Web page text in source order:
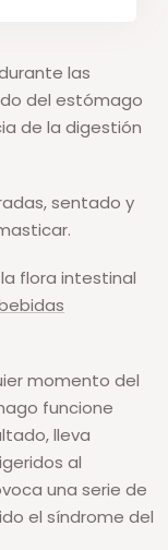
las
del estómago
de la digestión
sentado y
flora intestinal
momento del
funcione
lleva
al
una serie de
el síndrome del